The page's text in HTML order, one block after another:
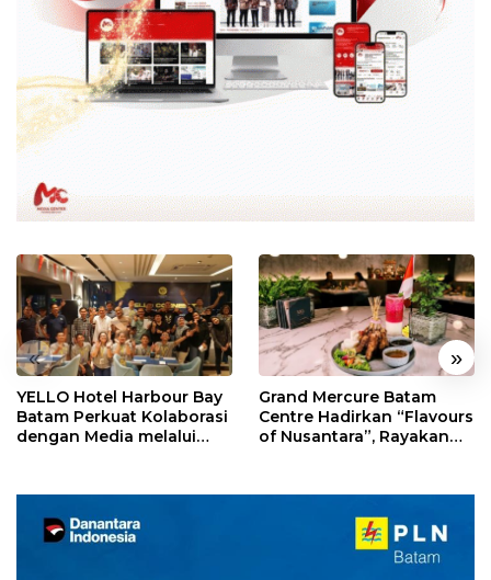
« »
YELLO Hotel Harbour Bay
Batam Perkuat Kolaborasi
dengan Media melalui
Grand Mercure Batam
Centre Hadirkan “Flavours
of Nusantara”, Rayakan